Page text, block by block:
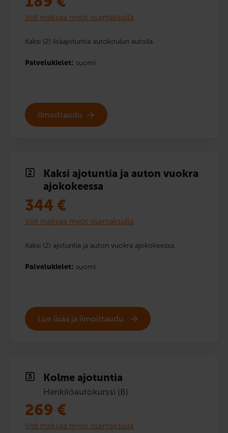
Voit maksaa myös osamaksulla
Kaksi (2) lisäajotuntia autokoulun autolla.
Palvelukielet: suomi
Ilmoittaudu
Kaksi ajotuntia ja auton vuokra
ajokokeessa
344 €
Voit maksaa myös osamaksulla
Kaksi (2) ajotuntia ja auton vuokra ajokokeessa.
Palvelukielet: suomi
Lue lisää ja ilmoittaudu
Kolme ajotuntia
Henkilöautokurssi (B)
269 €
Voit maksaa myös osamaksulla